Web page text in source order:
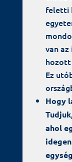
feletti
van
Ez
Hogy
ahol